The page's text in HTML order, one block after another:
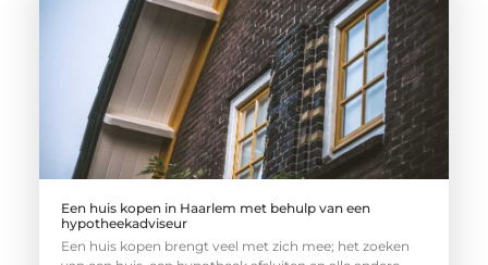
Een huis kopen in Haarlem met behulp van een
hypotheekadviseur
Een huis kopen brengt veel met zich mee; het zoeken